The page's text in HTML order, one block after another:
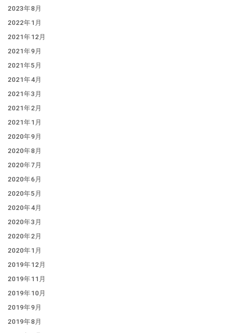
2023年8月
2022年1月
2021年12月
2021年9月
2021年5月
2021年4月
2021年3月
2021年2月
2021年1月
2020年9月
2020年8月
2020年7月
2020年6月
2020年5月
2020年4月
2020年3月
2020年2月
2020年1月
2019年12月
2019年11月
2019年10月
2019年9月
2019年8月